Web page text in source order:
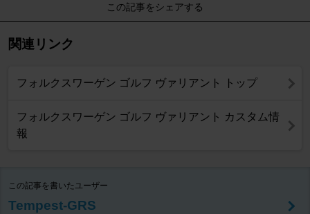
この記事をシェアする
関連リンク
フォルクスワーゲン ゴルフ ヴァリアント トップ
フォルクスワーゲン ゴルフ ヴァリアント カスタム情
報
この記事を書いたユーザー
Tempest-GRS